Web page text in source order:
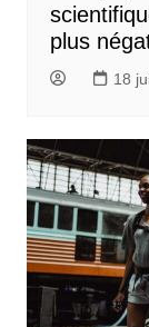
plus
18